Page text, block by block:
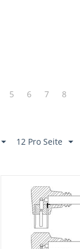
5 6 7 8
12 Pro Seite